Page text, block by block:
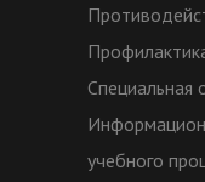
Специальная
учебного